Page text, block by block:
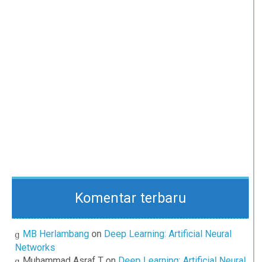
Komentar terbaru
MB Herlambang on Deep Learning: Artificial Neural
Networks